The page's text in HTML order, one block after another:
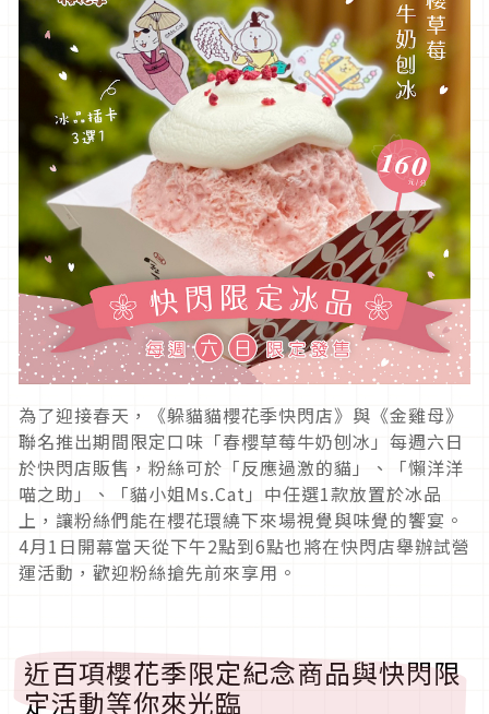
為了迎接春天，《躲貓貓櫻花季快閃店》與《金雞母》
聯名推出期間限定口味「春櫻草莓牛奶刨冰」每週六日
於快閃店販售，粉絲可於「反應過激的貓」、「懶洋洋
喵之助」、「貓小姐Ms.Cat」中任選1款放置於冰品
上，讓粉絲們能在櫻花環繞下來場視覺與味覺的饗宴。
4月1日開幕當天從下午2點到6點也將在快閃店舉辦試營
運活動，歡迎粉絲搶先前來享用。
近百項櫻花季限定紀念商品與快閃限
定活動等你來光臨